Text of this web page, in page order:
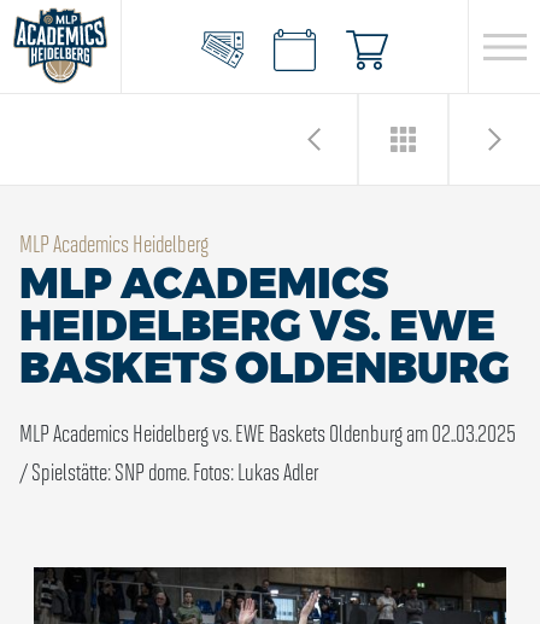
MLP Academics Heidelberg
MLP ACADEMICS
HEIDELBERG VS. EWE
BASKETS OLDENBURG
MLP Academics Heidelberg vs. EWE Baskets Oldenburg am 02..03.2025
/ Spielstätte: SNP dome. Fotos: Lukas Adler